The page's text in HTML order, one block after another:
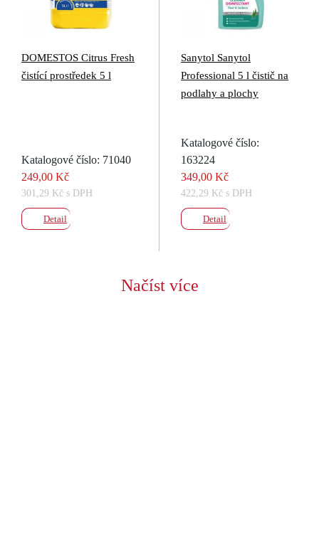
DOMESTOS Citrus Fresh
čistící prostředek 5 l
Katalogové číslo: 71040
249,00 Kč
301,29 Kč s DPH
Detail
Sanytol Sanytol
Professional 5 l čistič na
podlahy a plochy
Katalogové číslo:
163224
349,00 Kč
422,29 Kč s DPH
Detail
Načíst více